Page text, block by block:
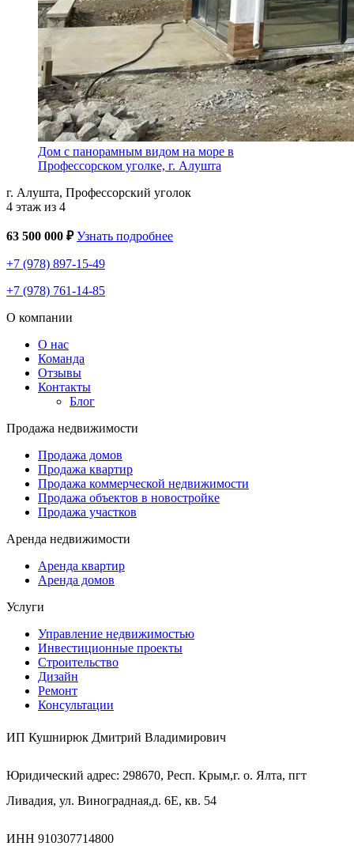
Дом с панорамным видом на море в
Профессорском уголке, г. Алушта
г. Алушта, Профессорский уголок
4 этаж из 4
63 500 000 ₽ Узнать подробнее
+7 (978) 897-15-49
+7 (978) 761-14-85
О компании
О нас
Команда
Отзывы
Контакты
Блог
Продажа недвижимости
Продажа домов
Продажа квартир
Продажа коммерческой недвижимости
Продажа объектов в новостройке
Продажа участков
Аренда недвижимости
Аренда квартир
Аренда домов
Услуги
Управление недвижимостью
Инвестиционные проекты
Строительство
Дизайн
Ремонт
Консультации
ИП Кушнирюк Дмитрий Владимирович
Юридический адрес: 298670, Респ. Крым,г. о. Ялта, пгт
Ливадия, ул. Виноградная,д. 6Е, кв. 54
ИНН 910307714800